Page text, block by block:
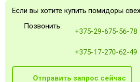
Если вы хотите купить помидоры
Позвонить:
+375-29-675-56-78
+375-17-270-62-49
Отправить запрос сейчас